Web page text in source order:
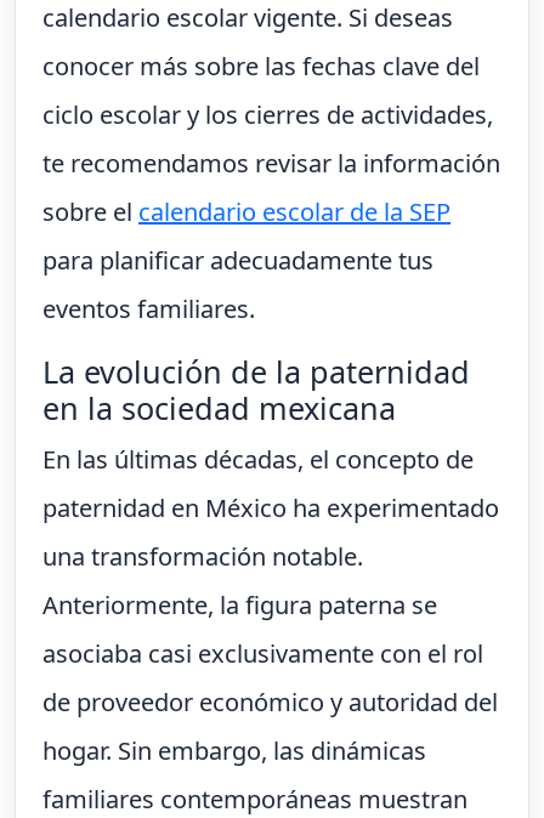
calendario escolar vigente. Si deseas
conocer más sobre las fechas clave del
ciclo escolar y los cierres de actividades,
te recomendamos revisar la información
sobre el calendario escolar de la SEP
para planificar adecuadamente tus
eventos familiares.
La evolución de la paternidad
en la sociedad mexicana
En las últimas décadas, el concepto de
paternidad en México ha experimentado
una transformación notable.
Anteriormente, la figura paterna se
asociaba casi exclusivamente con el rol
de proveedor económico y autoridad del
hogar. Sin embargo, las dinámicas
familiares contemporáneas muestran